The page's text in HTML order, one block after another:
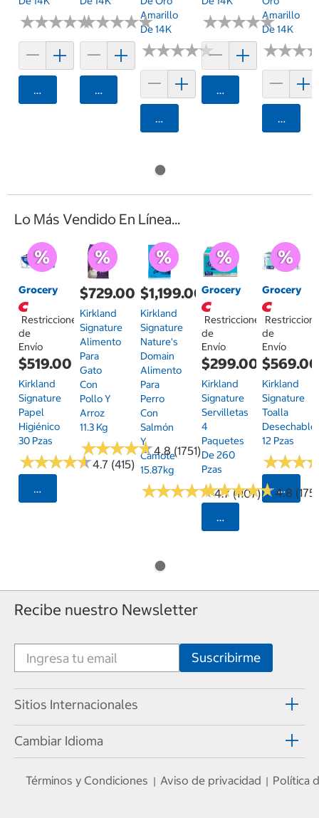
★★★★★
★★★★★
Agregar
★★★★★
★★★★★
Agregar
Amarillo
De 14K
★★★★★
★★★★★
Agregar
★★★★★
★★★★★
Agregar
Amarillo
De 14K
★★★
★★★
Lo Más Vendido En Línea...
Grocery
Restricciones
de
Envío
$519.00
Kirkland
Signature
Papel
Higiénico
30 Pzas
★★★★★
★★★★★4.7 (415)
Seleccionar Código Postal
$729.00
Kirkland
Signature
Alimento
Para
Gato
Con
Pollo Y
Arroz
11.3 Kg
★★★★★
★★★★★4.8 (1751)
$1,199.00
Kirkland
Signature
Nature's
Domain
Alimento
Para
Perro
Con
Salmón
Y
Camote
15.87kg
★★★★★
★★★★★4.7 (1107)
Grocery
Restricciones
de
Envío
$299.00
Kirkland
Signature
Servilletas
4
Paquetes
De 260
Pzas
★★★★★
★★★★★4.8 (175)
Seleccionar
Grocery
de
Envío
$569.00
Kirkland
Signature
Toalla
Desechable
12 Pzas
★★★
★★★
Recibe nuestro Newsletter
Sitios Internacionales
Cambiar Idioma
Términos y Condiciones | Aviso de privacidad | Política